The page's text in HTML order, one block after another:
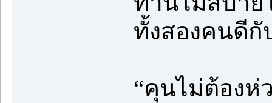
ทั้งสองคนดีกั
“คุนไม่ต้องห่